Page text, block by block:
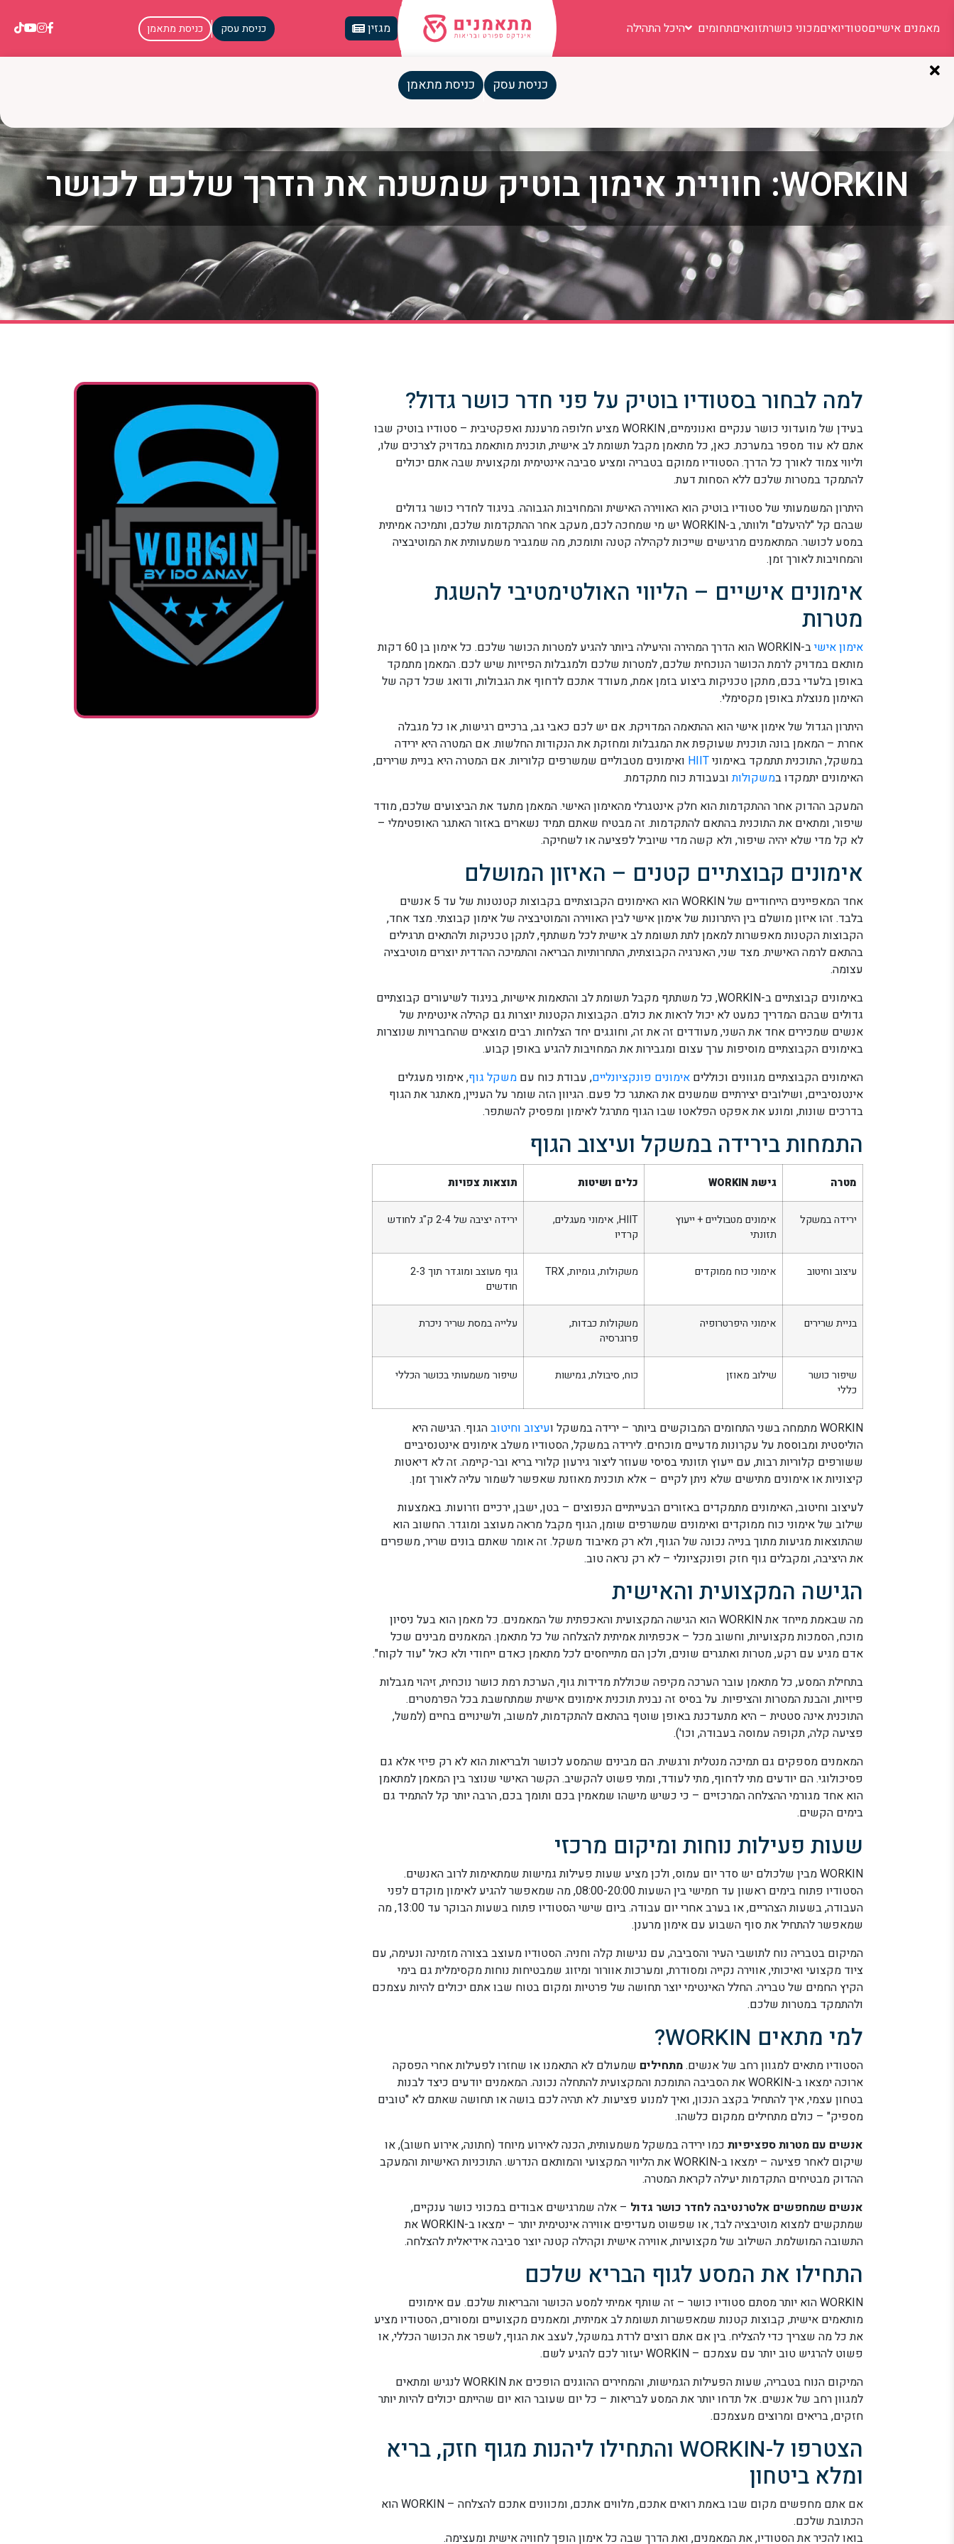
מאמנים אישייםסטודיואיםמכוני כושרתזונאיםתחומים היכל התהילה מגזין כניסת עסק כניסת מתאמן
כניסת עסק כניסת מתאמן
WORKIN: חוויית אימון בוטיק שמשנה את הדרך שלכם לכושר
למה לבחור בסטודיו בוטיק על פני חדר כושר גדול?
בעידן של מועדוני כושר ענקיים ואנונימיים, WORKIN מציע חלופה מרעננת ואפקטיבית – סטודיו בוטיק שבו
אתם לא עוד מספר במערכת. כאן, כל מתאמן מקבל תשומת לב אישית, תוכנית מותאמת במדויק לצרכים שלו,
וליווי צמוד לאורך כל הדרך. הסטודיו ממוקם בטבריה ומציע סביבה אינטימית ומקצועית שבה אתם יכולים
להתמקד במטרות שלכם ללא הסחות דעת.
היתרון המשמעותי של סטודיו בוטיק הוא האווירה האישית והמחויבות הגבוהה. בניגוד לחדרי כושר גדולים
שבהם קל "להיעלם" ולוותר, ב-WORKIN יש מי שמחכה לכם, מעקב אחר ההתקדמות שלכם, ותמיכה אמיתית
במסע לכושר. המתאמנים מרגישים שייכות לקהילה קטנה ותומכת, מה שמגביר משמעותית את המוטיבציה
והמחויבות לאורך זמן.
אימונים אישיים – הליווי האולטימטיבי להשגת
מטרות
אימון אישי
ב-WORKIN הוא הדרך המהירה והיעילה ביותר להגיע למטרות הכושר שלכם. כל אימון בן 60 דקות
מותאם במדויק לרמת הכושר הנוכחית שלכם, למטרות שלכם ולמגבלות הפיזיות שיש לכם. המאמן מתמקד
באופן בלעדי בכם, מתקן טכניקות ביצוע בזמן אמת, מעודד אתכם לדחוף את הגבולות, ודואג שכל דקה של
האימון מנוצלת באופן מקסימלי.
היתרון הגדול של אימון אישי הוא ההתאמה המדויקת. אם יש לכם כאבי גב, ברכיים רגישות, או כל מגבלה
אחרת – המאמן בונה תוכנית שעוקפת את המגבלות ומחזקת את הנקודות החלשות. אם המטרה היא ירידה
במשקל, התוכנית תתמקד באימוניHIIT ואימונים מטבוליים שמשרפים קלוריות. אם המטרה היא בניית שרירים,
האימונים יתמקדו במשקולותובעבודת כוח מתקדמת.
המעקב ההדוק אחר ההתקדמות הוא חלק אינטגרלי מהאימון האישי. המאמן מתעד את הביצועים שלכם, מודד
שיפור, ומתאים את התוכנית בהתאם להתקדמות. זה מבטיח שאתם תמיד נשארים באזור האתגר האופטימלי –
לא קל מדי שלא יהיה שיפור, ולא קשה מדי שיוביל לפציעה או לשחיקה.
אימונים קבוצתיים קטנים – האיזון המושלם
אחד המאפיינים הייחודיים של WORKIN הוא האימונים הקבוצתיים בקבוצות קטנטנות של עד 5 אנשים
בלבד. זהו איזון מושלם בין היתרונות של אימון אישי לבין האווירה והמוטיבציה של אימון קבוצתי. מצד אחד,
הקבוצות הקטנות מאפשרות למאמן לתת תשומת לב אישית לכל משתתף, לתקן טכניקות ולהתאים תרגילים
בהתאם לרמה האישית. מצד שני, האנרגיה הקבוצתית, התחרותיות הבריאה והתמיכה ההדדית יוצרים מוטיבציה
עצומה.
באימונים קבוצתיים ב-WORKIN, כל משתתף מקבל תשומת לב והתאמות אישיות, בניגוד לשיעורים קבוצתיים
גדולים שבהם המדריך כמעט לא יכול לראות את כולם. הקבוצות הקטנות יוצרות גם קהילה אינטימית של
אנשים שמכירים אחד את השני, מעודדים זה את זה, וחוגגים יחד הצלחות. רבים מוצאים שהחברויות שנוצרות
באימונים הקבוצתיים מוסיפות ערך עצום ומגבירות את המחויבות להגיע באופן קבוע.
האימונים הקבוצתיים מגוונים וכוללים אימונים פונקציונליים, עבודת כוח עם משקל גוף, אימוני מעגלים
אינטנסיביים, ושילובים יצירתיים שמשנים את האתגר כל פעם. הגיוון הזה שומר על העניין, מאתגר את הגוף
בדרכים שונות, ומונע את אפקט הפלאטו שבו הגוף מתרגל לאימון ומפסיק להשתפר.
התמחות בירידה במשקל ועיצוב הגוף
מטרה גישת WORKIN כלים ושיטות תוצאות צפויות
ירידה במשקל
אימונים מטבוליים + ייעוץ
תזונתי
HIIT, אימוני מעגלים,
קרדיו
ירידה יציבה של 2-4 ק"ג לחודש
עיצוב וחיטוב אימוני כוח ממוקדים משקולות, גומיות, TRX
גוף מעוצב ומוגדר תוך 2-3
חודשים
בניית שרירים אימוני היפרטרופיה
משקולות כבדות,
פרוגרסיה
עלייה במסת שריר ניכרת
שיפור כושר
כללי
שילוב מאוזן כוח, סיבולת, גמישות שיפור משמעותי בכושר הכללי
WORKIN מתמחה בשני התחומים המבוקשים ביותר – ירידה במשקל ו עיצוב וחיטובהגוף. הגישה היא
הוליסטית ומבוססת על עקרונות מדעיים מוכחים. לירידה במשקל, הסטודיו משלב אימונים אינטנסיביים
ששורפים קלוריות רבות, עם ייעוץ תזונתי בסיסי שעוזר ליצור גירעון קלורי בריא ובר-קיימה. זה לא דיאטות
קיצוניות או אימונים מתישים שלא ניתן לקיים – אלא תוכנית מאוזנת שאפשר לשמור עליה לאורך זמן.
לעיצוב וחיטוב, האימונים מתמקדים באזורים הבעייתיים הנפוצים – בטן, ישבן, ירכיים וזרועות. באמצעות
שילוב של אימוני כוח ממוקדים ואימונים שמשרפים שומן, הגוף מקבל מראה מעוצב ומוגדר. החשוב הוא
שהתוצאות מגיעות מתוך בנייה נכונה של הגוף, ולא רק מאיבוד משקל. זה אומר שאתם בונים שריר, משפרים
את היציבה, ומקבלים גוף חזק ופונקציונלי – לא רק נראה טוב.
הגישה המקצועית והאישית
מה שבאמת מייחד את WORKIN הוא הגישה המקצועית והאכפתית של המאמנים. כל מאמן הוא בעל ניסיון
מוכח, הסמכות מקצועיות, וחשוב מכל – אכפתיות אמיתית להצלחה של כל מתאמן. המאמנים מבינים שכל
אדם מגיע עם רקע, מטרות ואתגרים שונים, ולכן הם מתייחסים לכל מתאמן כאדם ייחודי ולא כאל "עוד לקוח".
בתחילת המסע, כל מתאמן עובר הערכה מקיפה שכוללת מדידות גוף, הערכת רמת כושר נוכחית, זיהוי מגבלות
פיזיות, והבנת המטרות והציפיות. על בסיס זה נבנית תוכנית אימונים אישית שמתחשבת בכל הפרמטרים.
התוכנית אינה סטטית – היא מתעדכנת באופן שוטף בהתאם להתקדמות, למשוב, ולשינויים בחיים (למשל,
פציעה קלה, תקופה עמוסה בעבודה, וכו').
המאמנים מספקים גם תמיכה מנטלית ורגשית. הם מבינים שהמסע לכושר ולבריאות הוא לא רק פיזי אלא גם
פסיכולוגי. הם יודעים מתי לדחוף, מתי לעודד, ומתי פשוט להקשיב. הקשר האישי שנוצר בין המאמן למתאמן
הוא אחד מגורמי ההצלחה המרכזיים – כי כשיש מישהו שמאמין בכם ותומך בכם, הרבה יותר קל להתמיד גם
בימים הקשים.
שעות פעילות נוחות ומיקום מרכזי
WORKIN מבין שלכולם יש סדר יום עמוס, ולכן מציע שעות פעילות גמישות שמתאימות לרוב האנשים.
הסטודיו פתוח בימים ראשון עד חמישי בין השעות 08:00-20:00, מה שמאפשר להגיע לאימון מוקדם לפני
העבודה, בשעות הצהריים, או בערב אחרי יום עבודה. ביום שישי הסטודיו פתוח בשעות הבוקר עד 13:00, מה
שמאפשר להתחיל את סוף השבוע עם אימון מרענן.
המיקום בטבריה נוח לתושבי העיר והסביבה, עם נגישות קלה וחניה. הסטודיו מעוצב בצורה מזמינה ונעימה, עם
ציוד מקצועי ואיכותי, אווירה נקייה ומסודרת, ומערכות אוורור ומיזוג שמבטיחות נוחות מקסימלית גם בימי
הקיץ החמים של טבריה. החלל האינטימי יוצר תחושה של פרטיות ומקום בטוח שבו אתם יכולים להיות עצמכם
ולהתמקד במטרות שלכם.
למי מתאים WORKIN?
הסטודיו מתאים למגוון רחב של אנשים.מתחילים שמעולם לא התאמנו או שחזרו לפעילות אחרי הפסקה
ארוכה ימצאו ב-WORKIN את הסביבה התומכת והמקצועית להתחלה נכונה. המאמנים יודעים כיצד לבנות
בטחון עצמי, איך להתחיל בקצב הנכון, ואיך למנוע פציעות. לא תהיה לכם בושה או תחושה שאתם לא "טובים
מספיק" – כולם מתחילים ממקום כלשהו.
אנשים עם מטרות ספציפיות כמו ירידה במשקל משמעותית, הכנה לאירוע מיוחד (חתונה, אירוע חשוב), או
שיקום לאחר פציעה – ימצאו ב-WORKIN את הליווי המקצועי והמותאם הנדרש. התוכניות האישיות והמעקב
ההדוק מבטיחים התקדמות יעילה לקראת המטרה.
אנשים שמחפשים אלטרנטיבה לחדר כושר גדול – אלה שמרגישים אבודים במכוני כושר ענקיים,
שמתקשים למצוא מוטיבציה לבד, או שפשוט מעדיפים אווירה אינטימית יותר – ימצאו ב-WORKIN את
התשובה המושלמת. השילוב של מקצועיות, אווירה אישית וקהילה קטנה יוצר סביבה אידיאלית להצלחה.
התחילו את המסע לגוף הבריא שלכם
WORKIN הוא יותר מסתם סטודיו כושר – זה שותף אמיתי למסע הכושר והבריאות שלכם. עם אימונים
מותאמים אישית, קבוצות קטנות שמאפשרות תשומת לב אמיתית, ומאמנים מקצועיים ומסורים, הסטודיו מציע
את כל מה שצריך כדי להצליח. בין אם אתם רוצים לרדת במשקל, לעצב את הגוף, לשפר את הכושר הכללי, או
פשוט להרגיש טוב יותר עם עצמכם – WORKIN יעזור לכם להגיע לשם.
המיקום הנוח בטבריה, שעות הפעילות הגמישות, והמחירים ההוגנים הופכים את WORKIN לנגיש ומתאים
למגוון רחב של אנשים. אל תדחו יותר את המסע לבריאות – כל יום שעובר הוא יום שהייתם יכולים להיות יותר
חזקים, בריאים ומרוצים מעצמכם.
הצטרפו ל-WORKIN והתחילו ליהנות מגוף חזק, בריא
ומלא ביטחון
אם אתם מחפשים מקום שבו באמת רואים אתכם, מלווים אתכם, ומכוונים אתכם להצלחה – WORKIN הוא
הכתובת שלכם.
בואו להכיר את הסטודיו, את המאמנים, ואת הדרך שבה כל אימון הופך לחוויה אישית ומעצימה.